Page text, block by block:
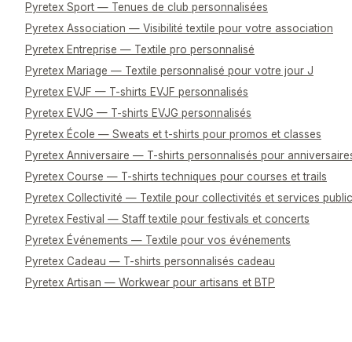
Pyretex Sport — Tenues de club personnalisées
Pyretex Association — Visibilité textile pour votre association
Pyretex Entreprise — Textile pro personnalisé
Pyretex Mariage — Textile personnalisé pour votre jour J
Pyretex EVJF — T-shirts EVJF personnalisés
Pyretex EVJG — T-shirts EVJG personnalisés
Pyretex École — Sweats et t-shirts pour promos et classes
Pyretex Anniversaire — T-shirts personnalisés pour
Pyretex Course — T-shirts techniques pour courses et trails
Pyretex Collectivité — Textile pour collectivités et services
Pyretex Festival — Staff textile pour festivals et concerts
Pyretex Événements — Textile pour vos événements
Pyretex Cadeau — T-shirts personnalisés cadeau
Pyretex Artisan — Workwear pour artisans et BTP